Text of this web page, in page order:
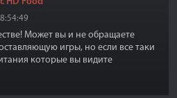
Может вы и не обращаете
игры, но если все таки
которые вы видите